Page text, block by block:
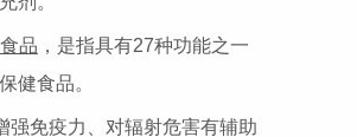
品 ，是指具有27种功能之一
健食品。
强免疫力、对辐射危害有辅助